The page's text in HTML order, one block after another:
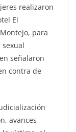
realizaron
El
para
señalaron
contra de
avances